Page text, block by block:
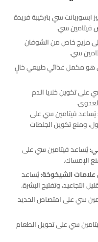
ابسوربانت سي بتركيبة فريدة
فيتامين سي.
مزيج خاص من الشوفان
سي.
هو مكمل غذائي طبيعي خالٍ
على تكوين خلايا الدم
يُساعد فيتامين سي على
ومنع تكوين الجلطات
يُساعد فيتامين سي على
الإمساك.
الشيخوخة:يُساعد
التجاعيد، وتفتيح البشرة.
سي على امتصاص الحديد
سي على تحويل الطعام